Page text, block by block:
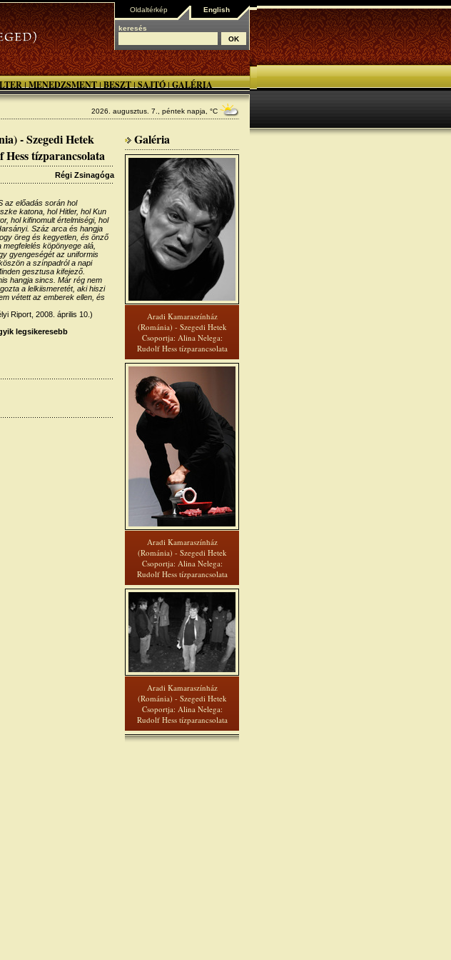
Oldaltérkép English
keresés
| MENEDZSMENT | BESZT | SAJTÓ | GALÉRIA
2026. augusztus. 7., péntek napja, °C
Galéria
Aradi Kamaraszínház
(Románia) - Szegedi Hetek
Csoportja: Alina Nelega:
Rudolf Hess tízparancsolata
Aradi Kamaraszínház
(Románia) - Szegedi Hetek
Csoportja: Alina Nelega:
Rudolf Hess tízparancsolata
Aradi Kamaraszínház
(Románia) - Szegedi Hetek
Csoportja: Alina Nelega:
Rudolf Hess tízparancsolata
- Szegedi Hetek
tízparancsolata
Régi Zsinagóga
az előadás során hol
katona, hol Hitler, hol Kun
hol kifinomult értelmiségi, hol
Száz arca és hangja
öreg és kegyetlen, és önző
köpönyege alá,
gyengeségét az uniformis
a színpadról a napi
gesztusa kifejező.
hangja sincs. Már rég nem
a lelkiismeretét, aki hiszi
vétett az emberek ellen, és
Riport, 2008. április 10.)
legsikeresebb